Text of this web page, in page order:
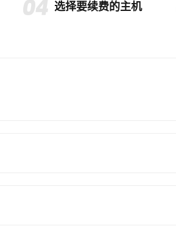
选择要续费的主机